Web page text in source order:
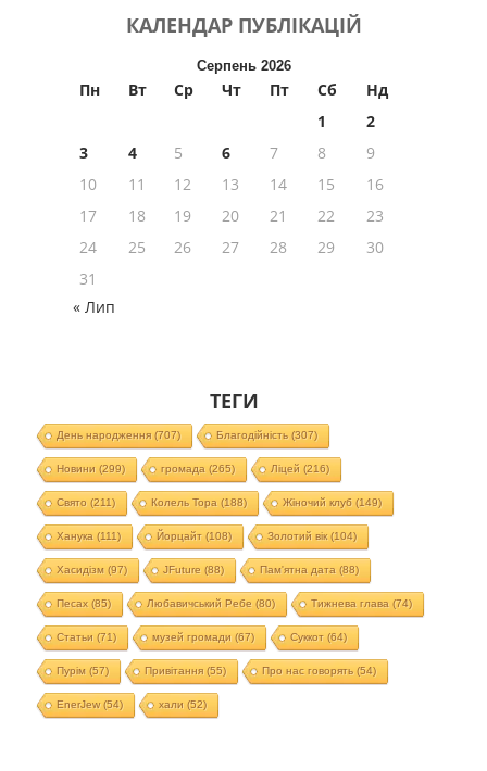
КАЛЕНДАР ПУБЛІКАЦІЙ
Серпень 2026
Пн Вт Ср Чт Пт Сб
Нд
1
2
3
4 5 6 7 8
9
10
11 12 13 14 15
16
17
18 19 20 21 22
23
24
25 26 27 28 29
30
31
« Лип
ТЕГИ
День народження(707) Благодійність (307)
Новини (299) громада (265) Ліцей (216)
Свято (211) Колель Тора (188) Жіночий клуб (149)
Ханука (111) Йорцайт (108) Золотий вік(104)
Хасидізм (97) JFuture (88) Пам'ятна дата (88)
Песах(85) Любавичський Ребе (80) Тижнева глава (74)
Статьи (71) музей громади (67) Суккот (64)
Пурім (57) Привітання(55) Про нас говорять (54)
EnerJew(54) хали (52)